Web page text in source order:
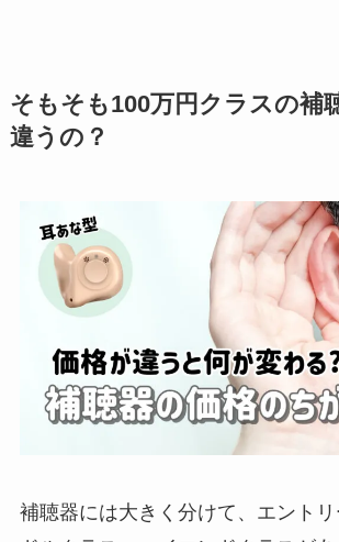
そもそも100万円クラスの補
違うの？
補聴器には大きく分けて、エントリ